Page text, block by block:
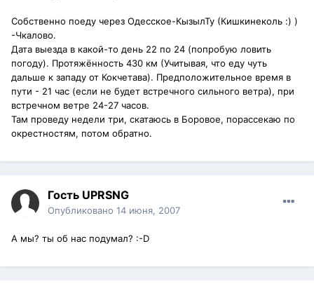
Собственно поеду через Одесское-КызылТу (Кишкинеколь :) )
-Чкалово.
Дата выезда в какой-то день 22 по 24 (попробую ловить
погоду). Протяжённость 430 км (Учитывая, что еду чуть
дальше к западу от Кокчетава). Предположительное время в
пути - 21 час (если не будет встречного сильного ветра), при
встречном ветре 24-27 часов.
Там проведу недели три, скатаюсь в Боровое, порассекаю по
окрестностям, потом обратно.
Гость UPRSNG
Опубликовано 14 июня, 2007
А мы? ты об нас подумал? :-D